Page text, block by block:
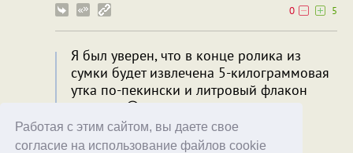
Работая с этим сайтом, вы даете свое
согласие на использование файлов cookie
0
5
Я был уверен, что в конце ролика из
сумки будет извлечена 5-килограммовая
утка по-пекински и литровый флакон
вискаря 😄
Для этого тактическая шляпа нужна.